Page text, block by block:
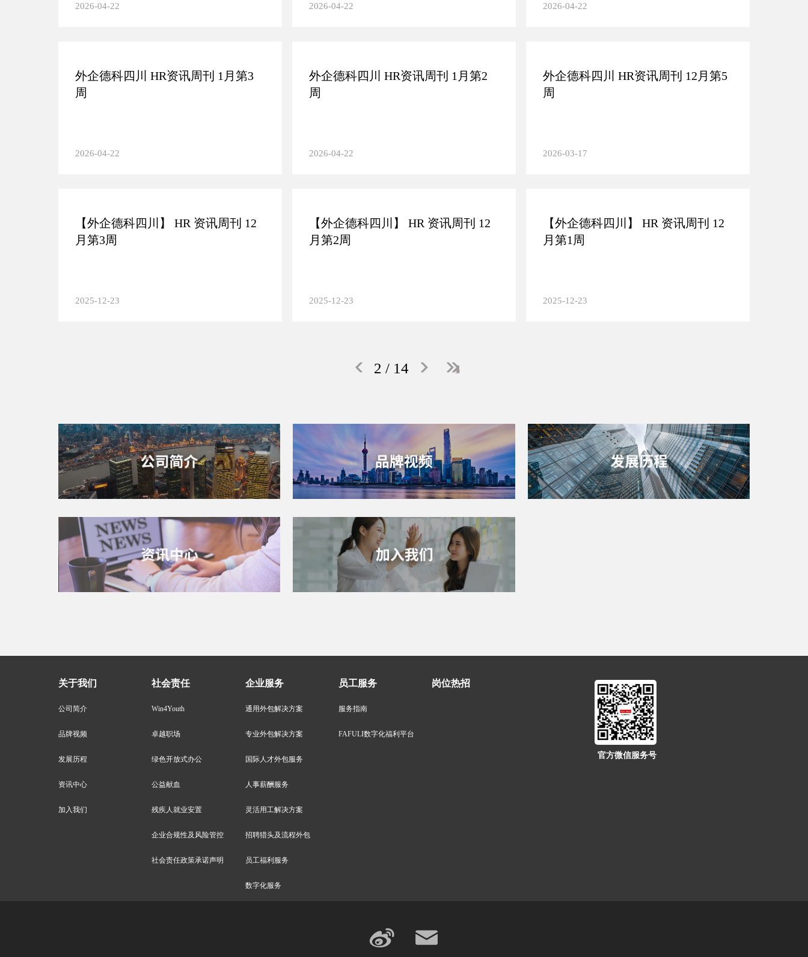
2026-04-22 2026-04-22 2026-04-22
外企德科四川 HR资讯周刊 1月第3
周
2026-04-22
外企德科四川 HR资讯周刊 1月第2
周
2026-04-22
外企德科四川 HR资讯周刊 12月第5
周
2026-03-17
【外企德科四川】 HR 资讯周刊 12
月第3周
2025-12-23
【外企德科四川】 HR 资讯周刊 12
月第2周
2025-12-23
【外企德科四川】 HR 资讯周刊 12
月第1周
2025-12-23
2 / 14
关于我们
公司简介
品牌视频
发展历程
资讯中心
加入我们
社会责任
Win4Youth
卓越职场
绿色开放式办公
公益献血
残疾人就业安置
企业合规性及风险管控
社会责任政策承诺声明
企业服务
通用外包解决方案
专业外包解决方案
国际人才外包服务
人事薪酬服务
灵活用工解决方案
招聘猎头及流程外包
员工福利服务
数字化服务
员工服务
服务指南
FAFULI数字化福利平台
岗位热招
官方微信服务号